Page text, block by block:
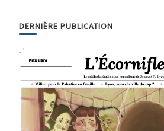
DERNIÈRE PUBLICATION